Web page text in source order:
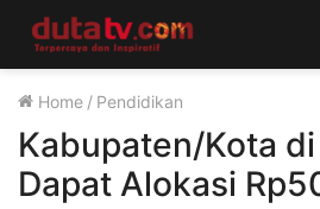
Home / Pendidikan
Kabupaten/Kota
Dapat Alokasi